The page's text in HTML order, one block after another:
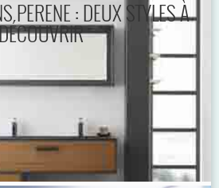
PERENE : DEUX STYLES À